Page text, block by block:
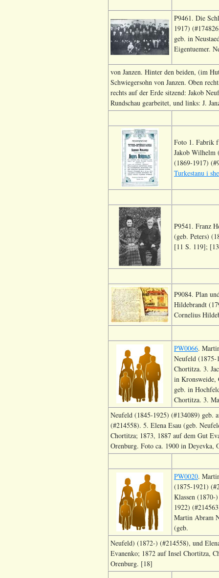
P9461. Die
1917)
geb. in
Eigentuemer.
von Janzen. Hinter den beiden, (im
Schwiegersohn von Janzen. Oben
rechts auf der Erde sitzend: Jakob
Rundschau gearbeitet, und links: J.
Foto 1. Fabrik
Jakob Wilhelm
(1869-1917)
Turkestanu i
P9541. Franz
(geb. Peters)
[11 S. 119];
P9084. Plan
Hildebrandt
Cornelius
PW0066.
Neufeld (1875-
Chortitza. 3.
in Kronsweide,
geb. in
Chortitza. 3.
Neufeld (1845-1925) (#134089) geb.
(#214558). 5. Elena Esau (geb.
Chortitza; 1873, 1887 auf dem Gut
Orenburg. Foto ca. 1900 in Deyevka,
PW0020.
(1875-1921)
Klassen
1922)
Martin Abram
(geb.
Neufeld) (1872-) (#214558), und
Evanenko; 1872 auf Insel Chortitza,
Orenburg. [18]